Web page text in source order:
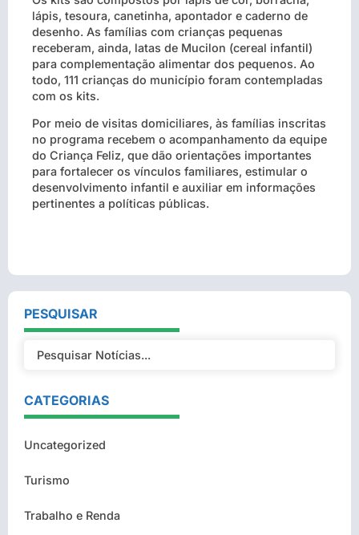
lápis, tesoura, canetinha, apontador e caderno de
desenho. As famílias com crianças pequenas
receberam, ainda, latas de Mucilon (cereal infantil)
para complementação alimentar dos pequenos. Ao
todo, 111 crianças do município foram contempladas
com os kits.
Por meio de visitas domiciliares, às famílias inscritas
no programa recebem o acompanhamento da equipe
do Criança Feliz, que dão orientações importantes
para fortalecer os vínculos familiares, estimular o
desenvolvimento infantil e auxiliar em informações
pertinentes a políticas públicas.
PESQUISAR
CATEGORIAS
Uncategorized
Turismo
Trabalho e Renda